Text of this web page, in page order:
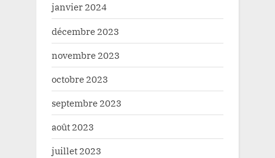
janvier 2024
décembre 2023
novembre 2023
octobre 2023
septembre 2023
août 2023
juillet 2023